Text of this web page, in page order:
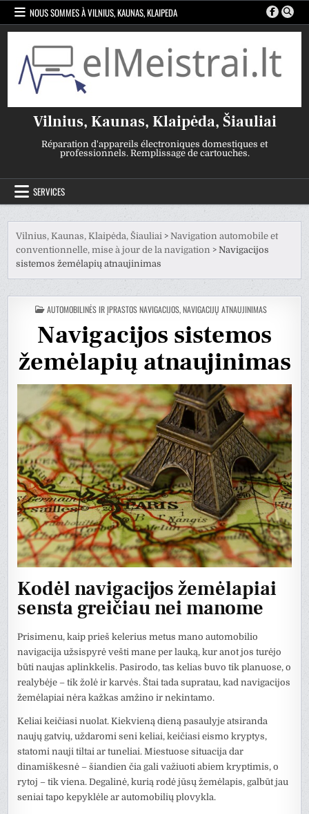
Skip
content
NOUS SOMMES À VILNIUS, KAUNAS, KLAIPEDA
Vilnius, Kaunas, Klaipėda, Šiauliai
Réparation d'appareils électroniques domestiques et
professionnels. Remplissage de cartouches.
SERVICES
Vilnius, Kaunas, Klaipėda, Šiauliai >Navigation automobile et
conventionnelle, mise à jour de la navigation >Navigacijos
sistemos žemėlapių atnaujinimas
POSTÉE
AUTOMOBILINĖS IR ĮPRASTOS NAVIGACIJOS, NAVIGACIJŲ ATNAUJINIMAS
Navigacijos sistemos
žemėlapių atnaujinimas
Kodėl navigacijos žemėlapiai
sensta greičiau nei manome
Prisimenu, kaip prieš kelerius metus mano automobilio
navigacija užsispyrė vešti mane per lauką, kur anot jos turėjo
būti naujas aplinkkelis. Pasirodo, tas kelias buvo tik planuose, o
realybėje – tik žolė ir karvės. Štai tada supratau, kad navigacijos
žemėlapiai nėra kažkas amžino ir nekintamo.
Keliai keičiasi nuolat. Kiekvieną dieną pasaulyje atsiranda
naujų gatvių, uždaromi seni keliai, keičiasi eismo kryptys,
statomi nauji tiltai ar tuneliai. Miestuose situacija dar
dinamiškesnė – šiandien čia gali važiuoti abiem kryptimis, o
rytoj – tik viena. Degalinė, kurią rodė jūsų žemėlapis, galbūt jau
seniai tapo kepyklėle ar automobilių plovykla.